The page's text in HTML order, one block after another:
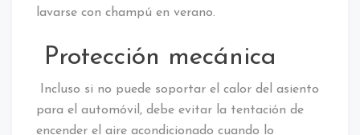
lavarse con champú en verano.
Protección mecánica
Incluso si no puede soportar el calor del asiento
para el automóvil, debe evitar la tentación de
encender el aire acondicionado cuando lo